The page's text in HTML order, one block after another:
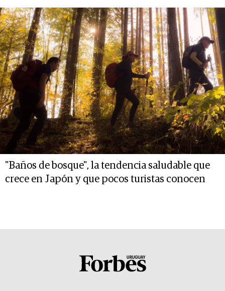
"Baños de bosque", la tendencia saludable que
crece en Japón y que pocos turistas conocen